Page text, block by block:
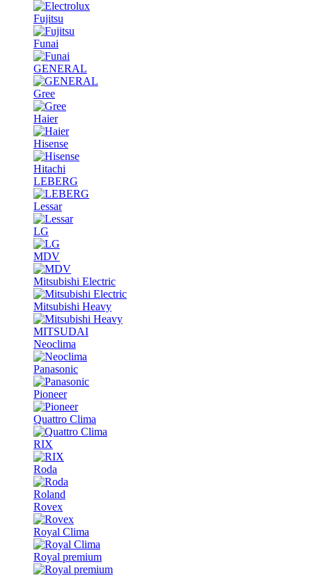
Fujitsu
Funai
GENERAL
Gree
Haier
Hisense
Hitachi
LEBERG
Lessar
LG
MDV
Mitsubishi Electric
Mitsubishi Heavy
MITSUDAI
Neoclima
Panasonic
Pioneer
Quattro Clima
RIX
Roda
Roland
Rovex
Royal Clima
Royal premium